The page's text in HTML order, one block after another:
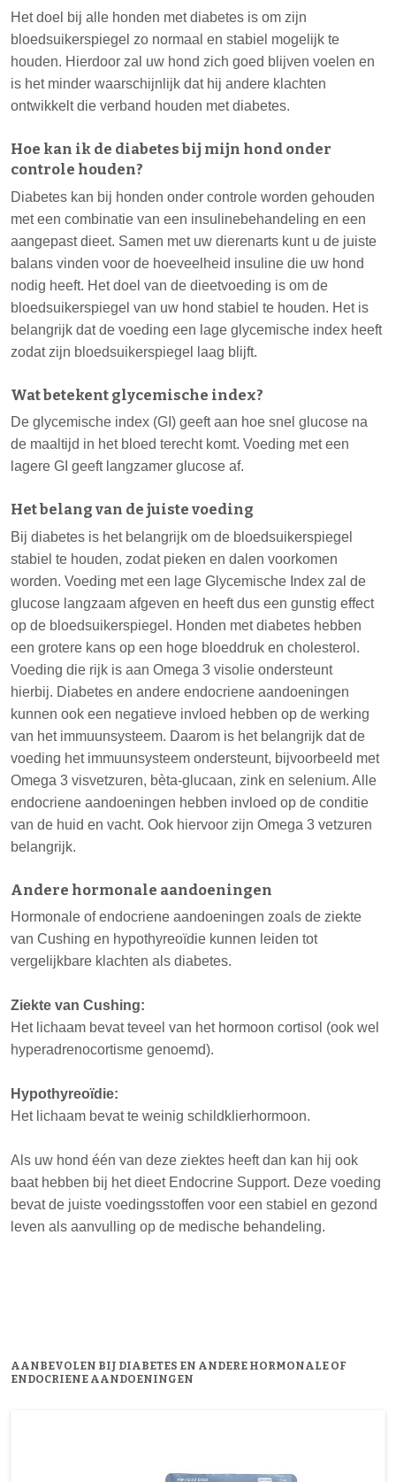
Het doel bij alle honden met diabetes is om zijn
bloedsuikerspiegel zo normaal en stabiel mogelijk te
houden. Hierdoor zal uw hond zich goed blijven voelen en
is het minder waarschijnlijk dat hij andere klachten
ontwikkelt die verband houden met diabetes.
Hoe kan ik de diabetes bij mijn hond onder
controle houden?
Diabetes kan bij honden onder controle worden gehouden
met een combinatie van een insulinebehandeling en een
aangepast dieet. Samen met uw dierenarts kunt u de juiste
balans vinden voor de hoeveelheid insuline die uw hond
nodig heeft. Het doel van de dieetvoeding is om de
bloedsuikerspiegel van uw hond stabiel te houden. Het is
belangrijk dat de voeding een lage glycemische index heeft
zodat zijn bloedsuikerspiegel laag blijft.
Wat betekent glycemische index?
De glycemische index (GI) geeft aan hoe snel glucose na
de maaltijd in het bloed terecht komt. Voeding met een
lagere GI geeft langzamer glucose af.
Het belang van de juiste voeding
Bij diabetes is het belangrijk om de bloedsuikerspiegel
stabiel te houden, zodat pieken en dalen voorkomen
worden. Voeding met een lage Glycemische Index zal de
glucose langzaam afgeven en heeft dus een gunstig effect
op de bloedsuikerspiegel. Honden met diabetes hebben
een grotere kans op een hoge bloeddruk en cholesterol.
Voeding die rijk is aan Omega 3 visolie ondersteunt
hierbij. Diabetes en andere endocriene aandoeningen
kunnen ook een negatieve invloed hebben op de werking
van het immuunsysteem. Daarom is het belangrijk dat de
voeding het immuunsysteem ondersteunt, bijvoorbeeld met
Omega 3 visvetzuren, bèta-glucaan, zink en selenium. Alle
endocriene aandoeningen hebben invloed op de conditie
van de huid en vacht. Ook hiervoor zijn Omega 3 vetzuren
belangrijk.
Andere hormonale aandoeningen
Hormonale of endocriene aandoeningen zoals de ziekte
van Cushing en hypothyreoïdie kunnen leiden tot
vergelijkbare klachten als diabetes.
Ziekte van Cushing:
Het lichaam bevat teveel van het hormoon cortisol (ook wel
hyperadrenocortisme genoemd).
Hypothyreoïdie:
Het lichaam bevat te weinig schildklierhormoon.
Als uw hond één van deze ziektes heeft dan kan hij ook
baat hebben bij het dieet Endocrine Support. Deze voeding
bevat de juiste voedingsstoffen voor een stabiel en gezond
leven als aanvulling op de medische behandeling.
AANBEVOLEN BIJ DIABETES EN ANDERE HORMONALE OF
ENDOCRIENE AANDOENINGEN